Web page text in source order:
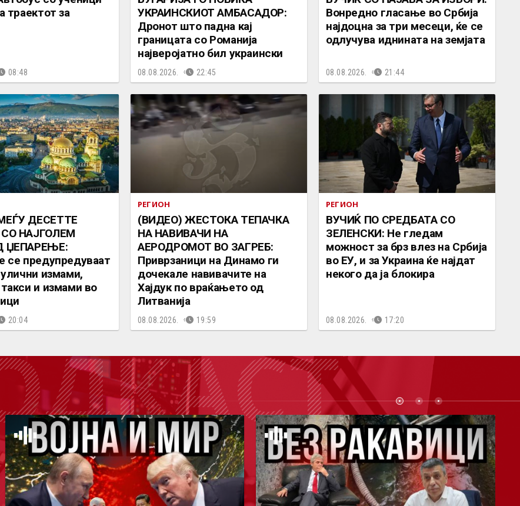
траектот за
08:48
УКРАИНСКИОТ АМБАСАДОР:
Дронот што падна кај
границата со Романија
најверојатно бил украински
08.08.2026. 22:45
Вонредно гласање во Србија
најдоцна за три месеци, ќе се
одлучува иднината на земјата
08.08.2026. 21:44
ДЕСЕТТЕ
НАЈГОЛЕМ
ЏЕПАРЕЊЕ:
се предупредуваат
улични измами,
и измами во
20:04
РЕГИОН
(ВИДЕО) ЖЕСТОКА ТЕПАЧКА
НА НАВИВАЧИ НА
АЕРОДРОМОТ ВО ЗАГРЕБ:
Приврзаници на Динамо ги
дочекале навивачите на
Хајдук по враќањето од
Литванија
08.08.2026. 19:59
РЕГИОН
ВУЧИЌ ПО СРЕДБАТА СО
ЗЕЛЕНСКИ: Не гледам
можност за брз влез на Србија
во ЕУ, и за Украина ќе најдат
некого да ја блокира
08.08.2026. 17:20